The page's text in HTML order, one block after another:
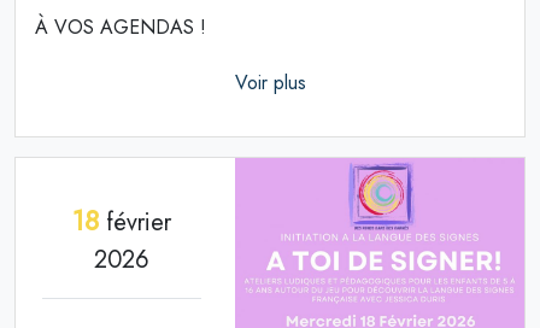
À VOS AGENDAS !
Voir plus
18février
2026